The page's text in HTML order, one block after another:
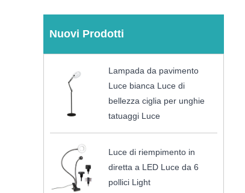
Nuovi Prodotti
Lampada da pavimento
Luce bianca Luce di
bellezza ciglia per unghie
tatuaggi Luce
Luce di riempimento in
diretta a LED Luce da 6
pollici Light